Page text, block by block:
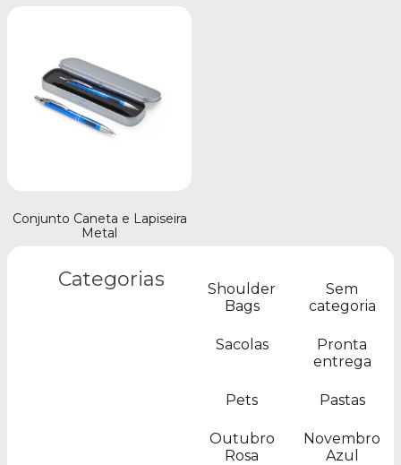
Categorias
Shoulder
Bags
Sem
categoria
Sacolas
Pronta
entrega
Pets Pastas
Outubro
Rosa
Novembro
Azul
Conjunto Caneta e Lapiseira
Metal